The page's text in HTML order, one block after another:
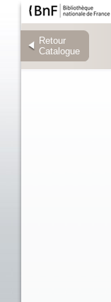
Retour
Catalogue
Retour
Catalogue